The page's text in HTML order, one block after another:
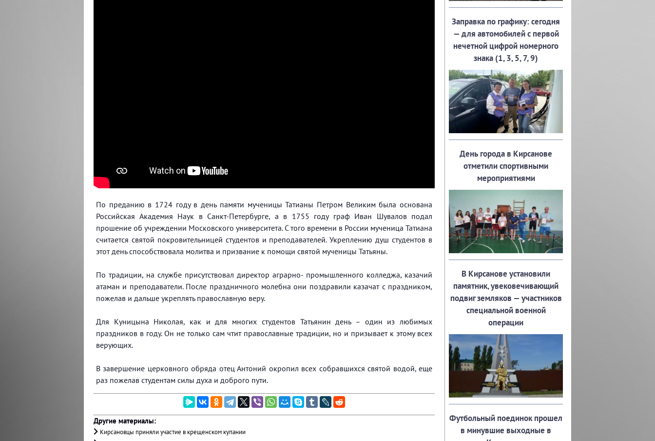
По преданию в 1724 году в день памяти мученицы Татианы Петром Великим была основана
Российская Академия Наук в Санкт-Петербурге, а в 1755 году граф Иван Шувалов подал
прошение об учреждении Московского университета. С того времени в России мученица Татиана
считается святой покровительницей студентов и преподавателей. Укреплению душ студентов в
этот день способствовала молитва и призвание к помощи святой мученицы Татьяны.
По традиции, на службе присутствовал директор аграрно- промышленного колледжа, казачий
атаман и преподаватели. После праздничного молебна они поздравили казачат с праздником,
пожелав и дальше укреплять православную веру.
Для Куницына Николая, как и для многих студентов Татьянин день – один из любимых
праздников в году. Он не только сам чтит православные традиции, но и призывает к этому всех
верующих.
В завершение церковного обряда отец Антоний окропил всех собравшихся святой водой, еще
раз пожелав студентам силы духа и доброго пути.
Другие материалы:
Кирсановцы приняли участие в крещенском купании
Заправка по графику: сегодня
— для автомобилей с первой
нечетной цифрой номерного
знака (1, 3, 5, 7, 9)
День города в Кирсанове
отметили спортивными
мероприятиями
В Кирсанове установили
памятник, увековечивающий
подвиг земляков — участников
специальной военной
операции
Футбольный поединок прошел
в минувшие выходные в